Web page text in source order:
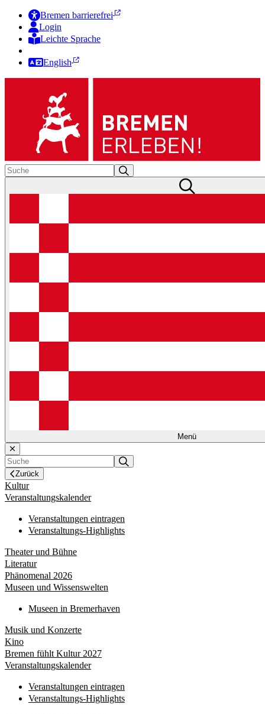
Bremen barrierefrei
Login
Leichte Sprache
English
Menü
Zurück
Kultur
Veranstaltungskalender
Veranstaltungen eintragen
Veranstaltungs-Highlights
Theater und Bühne
Literatur
Phänomenal 2026
Museen und Wissenswelten
Museen in Bremerhaven
Musik und Konzerte
Kino
Bremen fühlt Kultur 2027
Veranstaltungskalender
Veranstaltungen eintragen
Veranstaltungs-Highlights